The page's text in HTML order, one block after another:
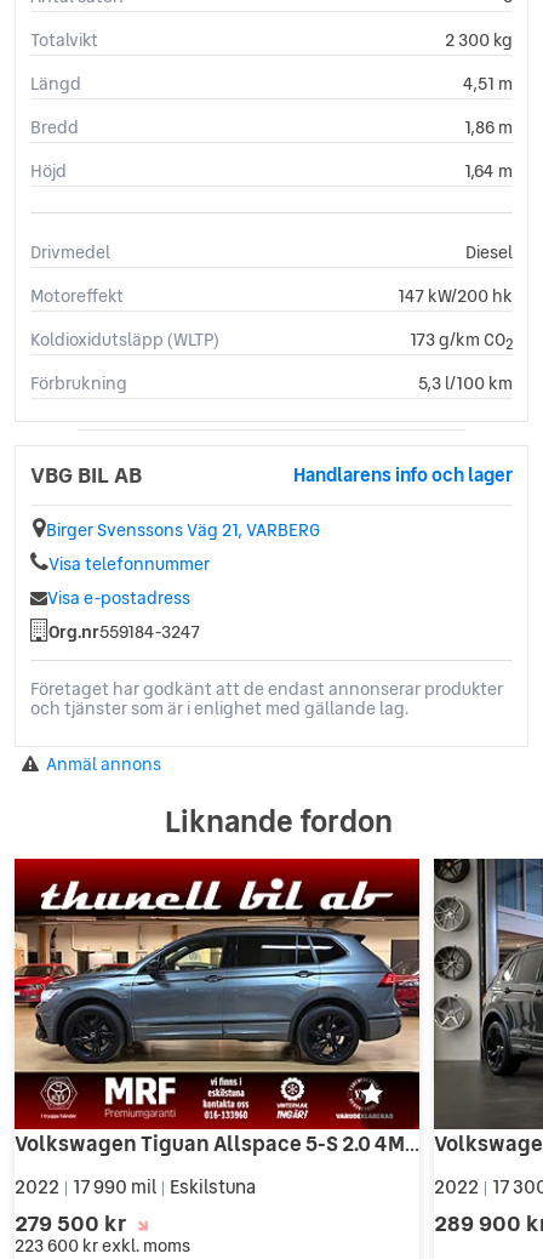
Servostyrning
Svensksåld
Touch-/Pekskärm
Uppvärmda spolare
USB-uttag
Totalvikt
2 300 kg
Längd
4,51 m
Bredd
1,86 m
Höjd
1,64 m
Drivmedel
Diesel
Motoreffekt
147 kW/200 hk
Koldioxidutsläpp (WLTP)
173 g/km CO2
Förbrukning 5,3 l/100 km
VBG BIL AB Handlarens info och lager
Birger Svenssons Väg 21, VARBERG
Visa telefonnummer
Visa e-postadress
Org.nr559184-3247
Företaget har godkänt att de endast annonserar produkter
och tjänster som är i enlighet med gällande lag.
Anmäl annons
Liknande fordon
Volkswagen Tiguan Allspace 5-S 2.0 4M R-LINE DSG 200HK-VHJUL-DRAG-VÄRMARE-CARPLAY
2022 17 990 mil Eskilstuna
279 500 kr
223 600 krexkl. moms
2022 17
289 900